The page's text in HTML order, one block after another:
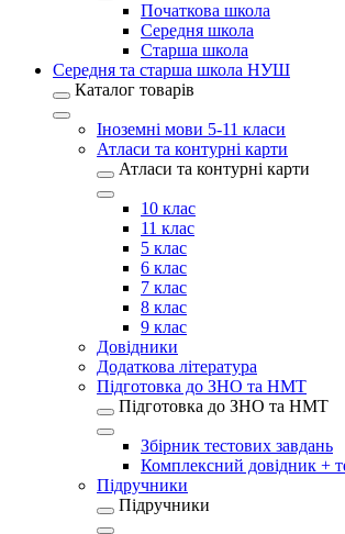
Початкова школа
Середня школа
Старша школа
Середня та старша школа НУШ
Каталог товарів
Іноземні мови 5-11 класи
Атласи та контурні карти
Атласи та контурні карти
10 клас
11 клас
5 клас
6 клас
7 клас
8 клас
9 клас
Довідники
Додаткова література
Підготовка до ЗНО та НМТ
Підготовка до ЗНО та НМТ
Збірник тестових завдань
Комплексний довідник +
Підручники
Підручники